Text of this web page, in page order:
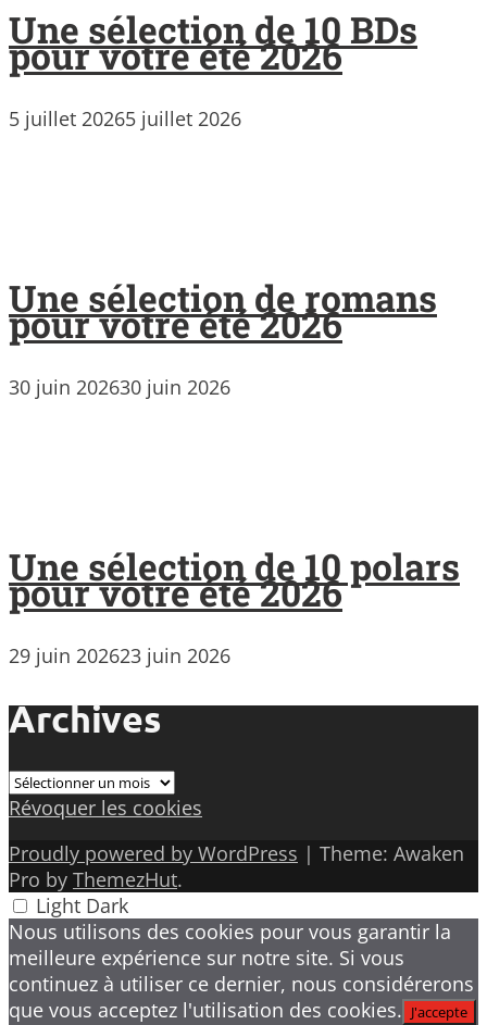
Une sélection de 10 BDs
pour votre été 2026
5 juillet 20265 juillet 2026
Une sélection de romans
pour votre été 2026
30 juin 202630 juin 2026
Une sélection de 10 polars
pour votre été 2026
29 juin 202623 juin 2026
Archives
Archives
Révoquer les cookies
Proudly powered by WordPress | Theme: Awaken
Pro by ThemezHut.
Light Dark
Nous utilisons des cookies pour vous garantir la
meilleure expérience sur notre site. Si vous
continuez à utiliser ce dernier, nous considérerons
que vous acceptez l'utilisation des cookies. J'accepte